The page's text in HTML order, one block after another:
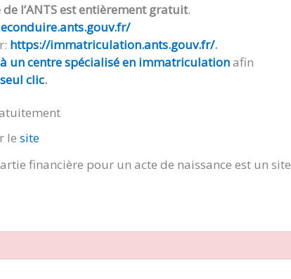
l’ANTS est entièrement gratuit.
https://immatriculation.ants.gouv.fr/.
à un centre spécialisé en immatriculationafin
clic.
le site
financière pour un acte de naissance est un site